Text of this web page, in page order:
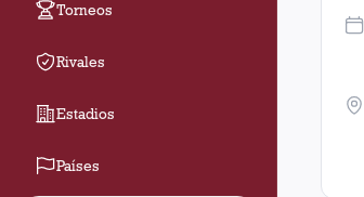
Torneos
Rivales
Estadios
Países